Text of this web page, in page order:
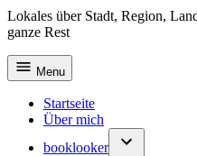
content
Lokales über Stadt, Region,
ganze Rest
Menu
Startseite
Über mich
booklooker